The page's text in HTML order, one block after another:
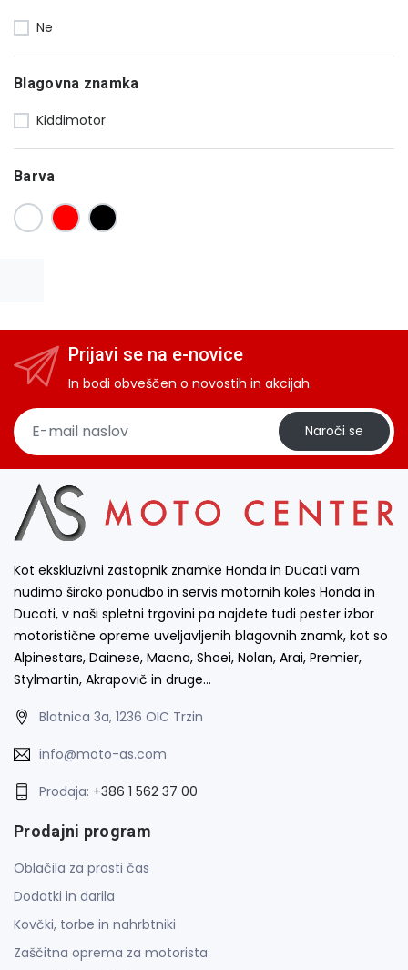
Ne
Blagovna znamka
Kiddimotor
Barva
Prijavi se na e-novice
In bodi obveščen o novostih in akcijah.
Naroči se
Kot ekskluzivni zastopnik znamke Honda in Ducati vam
nudimo široko ponudbo in servis motornih koles Honda in
Ducati, v naši spletni trgovini pa najdete tudi pester izbor
motoristične opreme uveljavljenih blagovnih znamk, kot so
Alpinestars, Dainese, Macna, Shoei, Nolan, Arai, Premier,
Stylmartin, Akrapovič in druge…
Blatnica 3a, 1236 OIC Trzin
info@moto-as.com
Prodaja: +386 1 562 37 00
Prodajni program
Oblačila za prosti čas
Dodatki in darila
Kovčki, torbe in nahrbtniki
Zaščitna oprema za motorista